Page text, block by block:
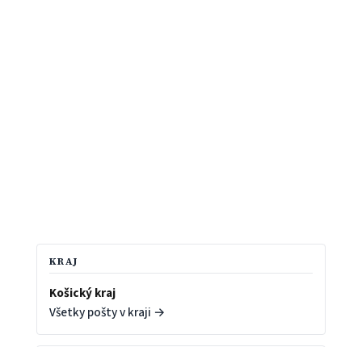
KRAJ
Košický kraj
Všetky pošty v kraji →